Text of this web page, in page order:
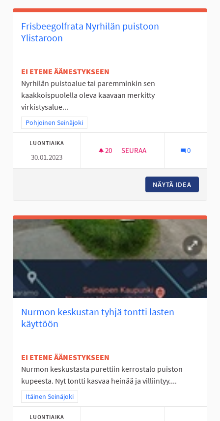
Frisbeegolfrata Nyrhilän puistoon
Ylistaroon
EI ETENE ÄÄNESTYKSEEN
Nyrhilän puistoalue tai paremminkin sen
kaakkoispuolella oleva kaavaan merkitty
virkistysalue...
Rajaa tulokset teeman mukaan: Pohjoinen Seinäjoki
Pohjoinen Seinäjoki
LUONTIAIKA
30.01.2023
20 20 SEURAAJAA
SEURAA 0
NÄYTÄ IDEA
Nurmon keskustan tyhjä tontti lasten
käyttöön
EI ETENE ÄÄNESTYKSEEN
Nurmon keskustasta purettiin kerrostalo puiston
kupeesta. Nyt tontti kasvaa heinää ja villiintyy....
Rajaa tulokset teeman mukaan: Itäinen Seinäjoki
Itäinen Seinäjoki
LUONTIAIKA